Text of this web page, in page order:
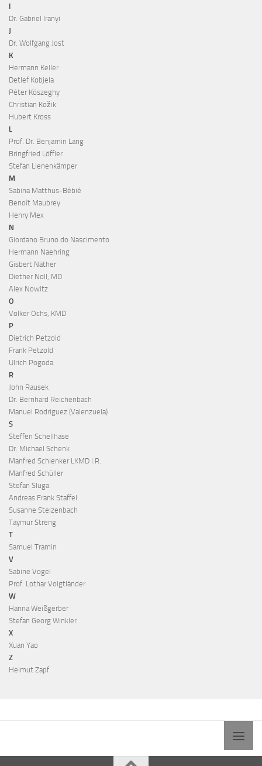
I
Dr. Gabriel Iranyi
J
Dr. Wolfgang Jost
K
Hermann Keller
Detlef Kobjela
Péter Köszeghy
Christian Kožik
Hubert Kross
L
Prof. Dr. Benjamin Lang
Bringfried Löffler
Stefan Lienenkämper
M
Sabina Matthus-Bébié
Benoît Maubrey
Henry Mex
N
Giordano Bruno do Nascimento
Hermann Naehring
Gisbert Näther
Diether Noll, MD
Alex Nowitz
O
Volker Ochs, KMD
P
Dietrich Petzold
Frank Petzold
Ulrich Pogoda
R
John Rausek
Dr. Bernhard Reichenbach
Manuel Rodriguez (Valenzuela)
S
Steffen Schellhase
Dr. Michael Schenk
Manfred Schlenker LKMD i.R.
Manfred Schüller
Stefan Sluga
Andreas Frank Staffel
Susanne Stelzenbach
Taymur Streng
T
Samuel Tramin
V
Sabine Vogel
Prof. Lothar Voigtländer
W
Hanna Weißgerber
Stefan Georg Winkler
X
Xuan Yao
Z
Helmut Zapf